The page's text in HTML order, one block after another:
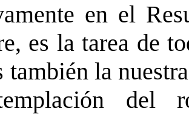
en el
es la tarea de
también la
del